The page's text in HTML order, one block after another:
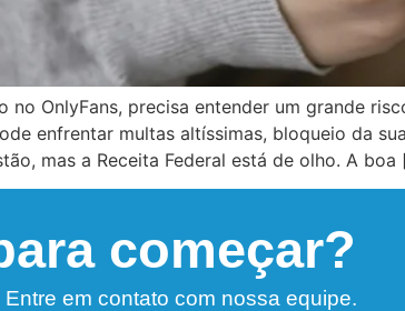
no OnlyFans, precisa entender um grande
enfrentar multas altíssimas, bloqueio da
mas a Receita Federal está de olho. A boa
começar?
Entre em contato com nossa equipe.